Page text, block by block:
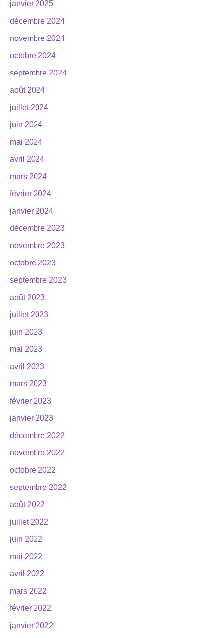
janvier 2025
décembre 2024
novembre 2024
octobre 2024
septembre 2024
août 2024
juillet 2024
juin 2024
mai 2024
avril 2024
mars 2024
février 2024
janvier 2024
décembre 2023
novembre 2023
octobre 2023
septembre 2023
août 2023
juillet 2023
juin 2023
mai 2023
avril 2023
mars 2023
février 2023
janvier 2023
décembre 2022
novembre 2022
octobre 2022
septembre 2022
août 2022
juillet 2022
juin 2022
mai 2022
avril 2022
mars 2022
février 2022
janvier 2022